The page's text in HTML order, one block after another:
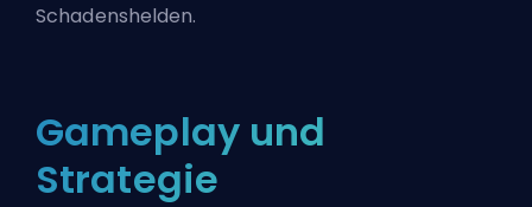
Schadenshelden.
Gameplay und
Strategie